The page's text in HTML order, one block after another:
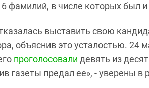
фамилий, в числе которых был
выставить свою
объяснив это усталостью. 24
проголосовали девять из
газеты предал ее», - уверены в